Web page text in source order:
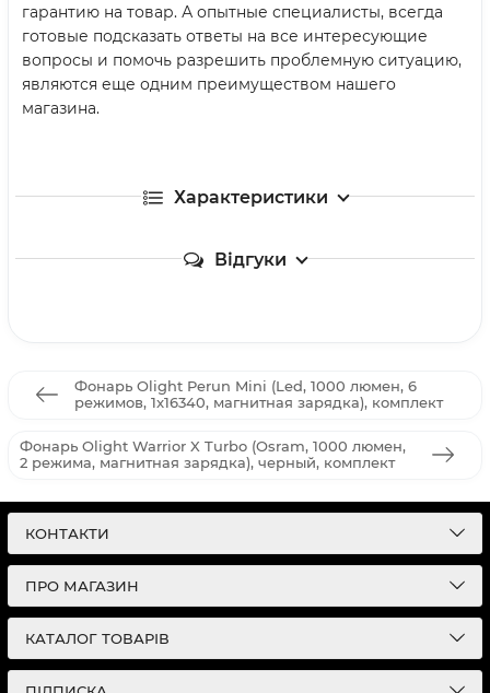
гарантию на товар. А опытные специалисты, всегда
готовые подсказать ответы на все интересующие
вопросы и помочь разрешить проблемную ситуацию,
являются еще одним преимуществом нашего
магазина.
Характеристики
Відгуки
Фонарь Olight Perun Mini (Led, 1000 люмен, 6
режимов, 1x16340, магнитная зарядка), комплект
Фонарь Olight Warrior X Turbo (Osram, 1000 люмен,
2 режима, магнитная зарядка), черный, комплект
КОНТАКТИ
ПРО МАГАЗИН
КАТАЛОГ ТОВАРІВ